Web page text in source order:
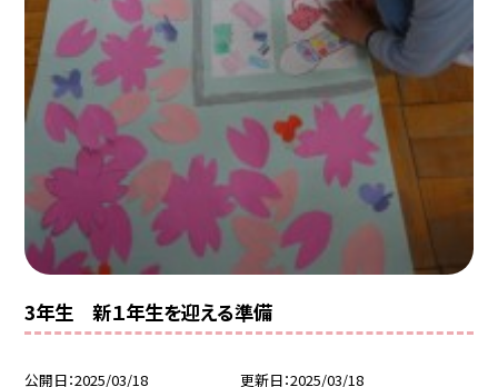
3年生 新１年生を迎える準備
公開日 2025/03/18 更新日 2025/03/18